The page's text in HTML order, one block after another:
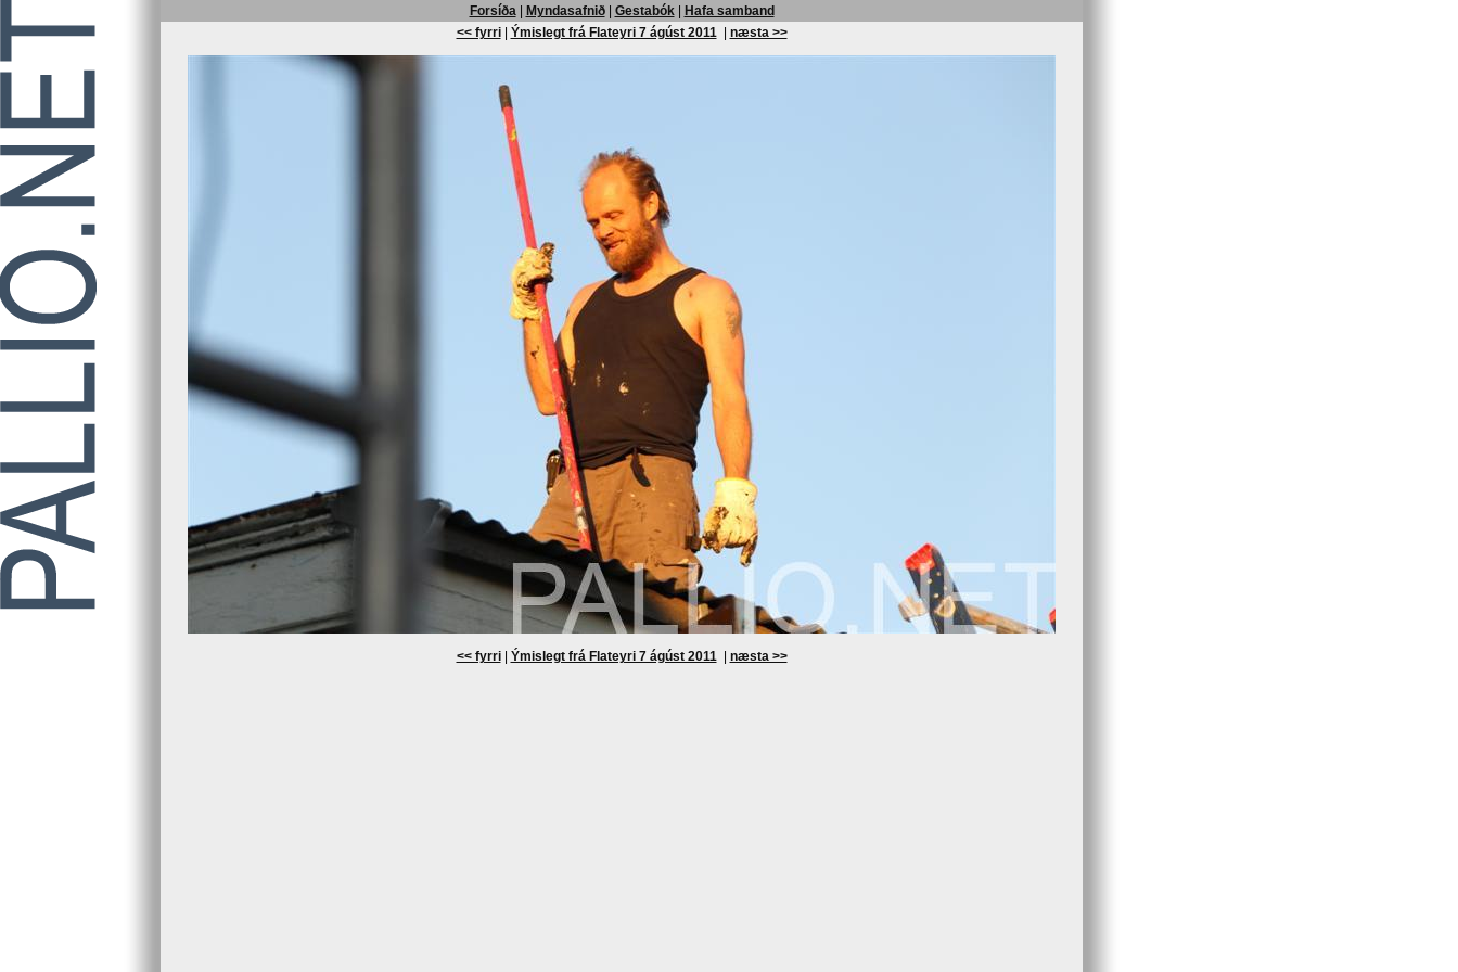
Forsíða| Myndasafnið| Gestabók|
Hafa samband
<< fyrri| Ýmislegt frá Flateyri 7 ágúst 2011| næsta >>
<< fyrri| Ýmislegt frá Flateyri 7 ágúst 2011| næsta >>